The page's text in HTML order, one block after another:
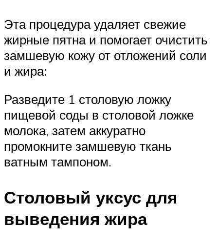
Эта процедура удаляет свежие
жирные пятна и помогает очистить
замшевую кожу от отложений соли
и жира:
Разведите 1 столовую ложку
пищевой соды в столовой ложке
молока, затем аккуратно
промокните замшевую ткань
ватным тампоном.
Столовый уксус для
выведения жира